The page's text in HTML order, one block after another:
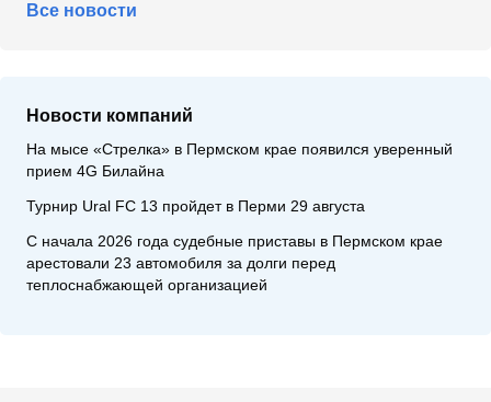
Все новости
Новости компаний
На мысе «Стрелка» в Пермском крае появился уверенный
прием 4G Билайна
Турнир Ural FC 13 пройдет в Перми 29 августа
С начала 2026 года судебные приставы в Пермском крае
арестовали 23 автомобиля за долги перед
теплоснабжающей организацией